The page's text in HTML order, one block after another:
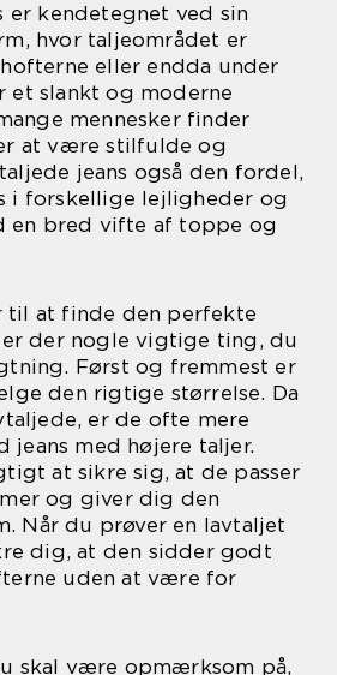
er kendetegnet ved sin
hvor taljeområdet er
eller endda under
et slankt og moderne
mennesker finder
at være stilfulde og
jeans også den fordel,
i forskellige lejligheder og
en bred vifte af toppe og
til at finde den perfekte
er der nogle vigtige ting, du
Først og fremmest er
den rigtige størrelse. Da
er de ofte mere
med højere taljer.
at sikre sig, at de passer
og giver dig den
Når du prøver en lavtaljet
dig, at den sidder godt
uden at være for
skal være opmærksom på,